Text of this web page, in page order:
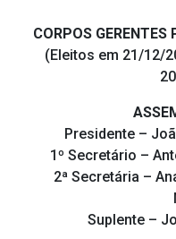
CORPOS
(Eleitos em 21/12/
Presidente –
1º Secretário –
2ª Secretária –
Suplente –